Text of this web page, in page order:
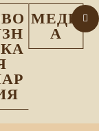
МЕДИ
А